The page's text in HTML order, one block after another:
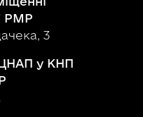
РМР
3
ЦНАП у КНП